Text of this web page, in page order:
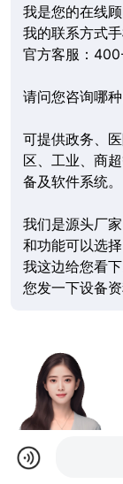
我是您的在线
我的联系方式
官方客服：
请问您咨询哪
可提供政务、
区、工业、商
备及软件系统。
我们是源头厂
和功能可以选
我这边给您看
您发一下设备